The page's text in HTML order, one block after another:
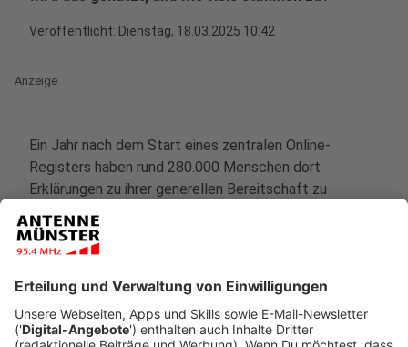
Veröffentlicht: Dienstag, 18.03.2025 10:42
Anzeige
Ein Jahr nach dem Start eines zentralen Online-
Registers haben rund 280.000 Menschen dort
Erklärungen zu ihrer generellen Bereitschaft zu
Organspenden festgehalten. Dabei stimmten 83,3
Prozent Organentnahmen nach dem Tod
uneingeschränkt zu, wie das Bundesinstitut für
Arzneimittel und Medizinprodukte als Betreiber auf
Anfrage der Deutschen Presse-Agentur mitteilte.
Einen Widerspruch dokumentierten 7,9 Prozent.